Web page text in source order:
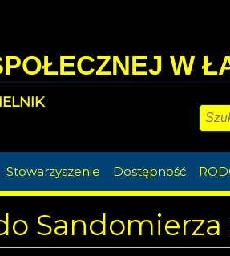
W
Stowarzyszenie Dostępność
Sandomierza